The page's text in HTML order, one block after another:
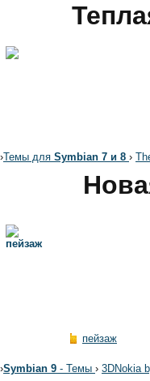
›Темы для Symbian 7 и 8 ›
пейзаж
›Symbian 9 - Темы › 3DNokia